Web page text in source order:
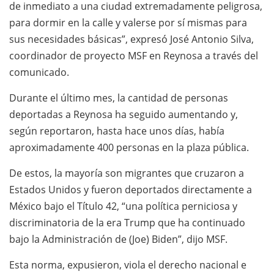
de inmediato a una ciudad extremadamente peligrosa,
para dormir en la calle y valerse por sí mismas para
sus necesidades básicas”, expresó José Antonio Silva,
coordinador de proyecto MSF en Reynosa a través del
comunicado.
Durante el último mes, la cantidad de personas
deportadas a Reynosa ha seguido aumentando y,
según reportaron, hasta hace unos días, había
aproximadamente 400 personas en la plaza pública.
De estos, la mayoría son migrantes que cruzaron a
Estados Unidos y fueron deportados directamente a
México bajo el Título 42, “una política perniciosa y
discriminatoria de la era Trump que ha continuado
bajo la Administración de (Joe) Biden”, dijo MSF.
Esta norma, expusieron, viola el derecho nacional e